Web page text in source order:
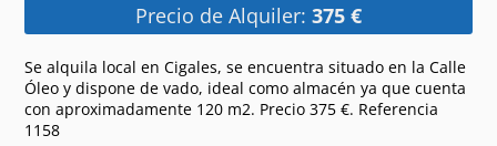
Precio de Alquiler: 375 €
Se alquila local en Cigales, se encuentra situado en la Calle
Óleo y dispone de vado, ideal como almacén ya que cuenta
con aproximadamente 120 m2. Precio 375 €. Referencia
1158